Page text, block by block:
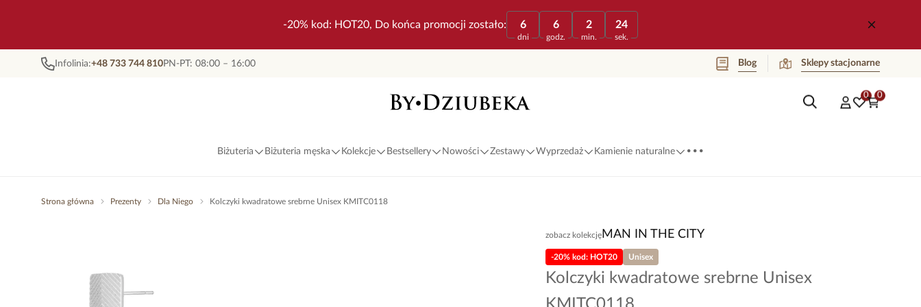
-20% kod: HOT20, Do końca promocji zostało: 6
dni
6
godz.
2
min.
24
sek.
Infolinia:+48 733 744 810PN-PT: 08:00 – 16:00 Blog Sklepy stacjonarne
0 0
Biżuteria Biżuteria męska Kolekcje Bestsellery Nowości Zestawy Wyprzedaż Kamienie naturalne ...
Strona główna Prezenty Dla Niego Kolczyki kwadratowe srebrne Unisex KMITC0118
zobacz kolekcję MAN IN THE CITY
Kolczyki kwadratowe srebrne Unisex
-20% kod: HOT20 Unisex